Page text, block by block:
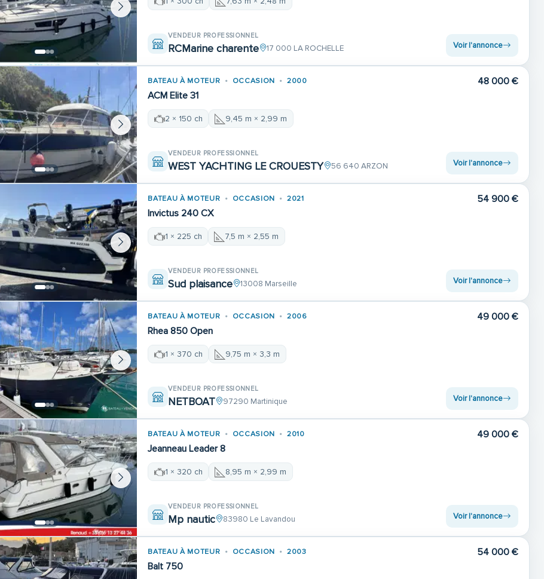
VENDEUR PROFESSIONNEL
RCMarine charente 17 000 LA ROCHELLE Voir l'annonce
BATEAU À MOTEUR OCCASION 2000
ACM Elite 31
48 000 €
2 × 150 ch 9,45 m × 2,99 m
VENDEUR PROFESSIONNEL
WEST YACHTING LE CROUESTY 56 640 ARZON Voir l'annonce
BATEAU À MOTEUR OCCASION 2021
Invictus 240 CX
54 900 €
1 × 225 ch 7,5 m × 2,55 m
VENDEUR PROFESSIONNEL
Sud plaisance 13008 Marseille Voir l'annonce
BATEAU À MOTEUR OCCASION 2006
Rhea 850 Open
49 000 €
1 × 370 ch 9,75 m × 3,3 m
VENDEUR PROFESSIONNEL
NETBOAT 97290 Martinique Voir l'annonce
BATEAU À MOTEUR OCCASION 2010
Jeanneau Leader 8
49 000 €
1 × 320 ch 8,95 m × 2,99 m
VENDEUR PROFESSIONNEL
Mp nautic 83980 Le Lavandou Voir l'annonce
BATEAU À MOTEUR OCCASION 2003
Balt 750
54 000 €